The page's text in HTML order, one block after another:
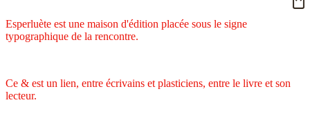
Esperluète est une maison d'édition placée sous le signe
typographique de la rencontre.
Ce & est un lien, entre écrivains et plasticiens, entre le livre et son
lecteur.